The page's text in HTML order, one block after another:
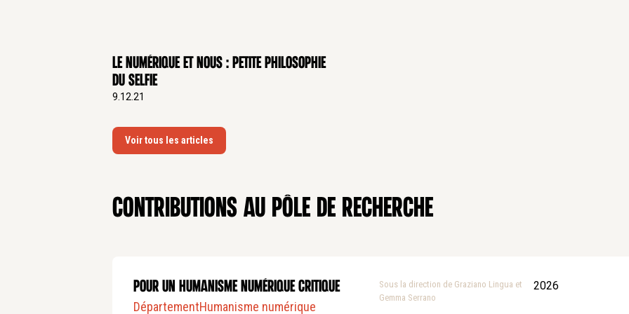
Le numérique et nous : petite philosophie
du selfie
9.12.21
Voir tous les articles
Contributions au pôle de recherche
POUR UN HUMANISME NUMÉRIQUE CRITIQUE
DépartementHumanisme numérique
Sous la direction de Graziano Lingua et
Gemma Serrano
2026